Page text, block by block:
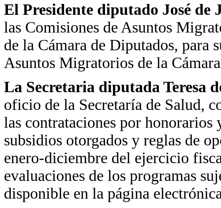
El Presidente diputado José
las Comisiones de Asuntos
de la Cámara de Diputados, para
Asuntos Migratorios de la
La Secretaria diputada Teresa
oficio de la Secretaría de Salud,
las contrataciones por
subsidios otorgados y reglas de
enero-diciembre del ejercicio
evaluaciones de los programas
disponible en la página